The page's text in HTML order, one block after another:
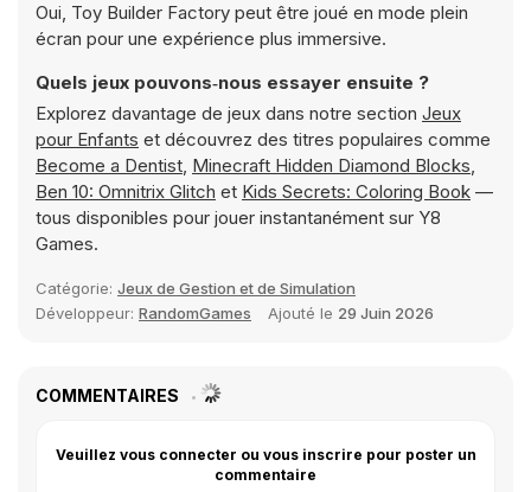
Oui, Toy Builder Factory peut être joué en mode plein
écran pour une expérience plus immersive.
Quels jeux pouvons‑nous essayer ensuite ?
Explorez davantage de jeux dans notre section Jeux
pour Enfants et découvrez des titres populaires comme
Become a Dentist, Minecraft Hidden Diamond Blocks,
Ben 10: Omnitrix Glitch et Kids Secrets: Coloring Book —
tous disponibles pour jouer instantanément sur Y8
Games.
Catégorie: Jeux de Gestion et de Simulation
Développeur: RandomGames Ajouté le 29 Juin 2026
COMMENTAIRES
Veuillez vous connecter ou vous inscrire pour poster un
commentaire